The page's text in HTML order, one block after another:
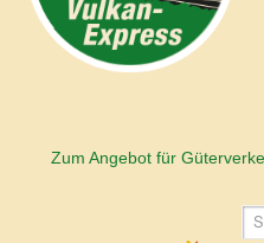
Zum Angebot für